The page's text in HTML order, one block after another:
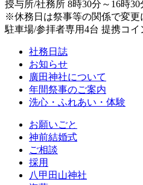
授与所/社務所 8時30分～16時30
※休務日は祭事等の関係で変更
駐車場/参拝者専用4台 提携コイ
社務日誌
お知らせ
廣田神社について
年間祭事のご案内
洗心・ふれあい・体験
お願いごと
神前結婚式
ご相談
採用
八甲田山神社